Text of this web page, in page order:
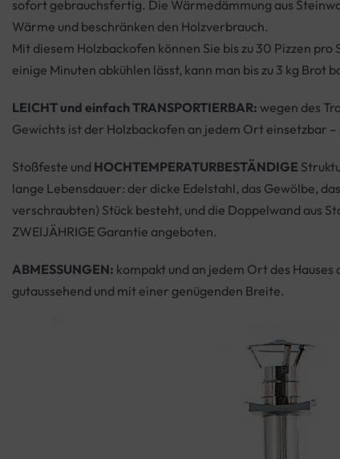
sofort gebrauchsfertig. Die Wärmedämmung aus
Wärme und beschränken den Holzverbrauch.
Mit diesem Holzbackofen können Sie bis zu 30 Pizzen
einige Minuten abkühlen lässt, kann man bis zu 3 kg Brot
LEICHT und einfach TRANSPORTIERBAR: wegen des
Gewichts ist der Holzbackofen an jedem Ort einsetzbar
Stoßfeste und HOCHTEMPERATURBESTÄNDIGE
lange Lebensdauer: der dicke Edelstahl, das Gewölbe,
verschraubten) Stück besteht, und die Doppelwand aus
ZWEIJÄHRIGE Garantie angeboten.
ABMESSUNGEN: kompakt und an jedem Ort des
gutaussehend und mit einer genügenden Breite.